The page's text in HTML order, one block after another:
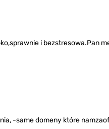
i bezstresowa.Pan
-same domeny które